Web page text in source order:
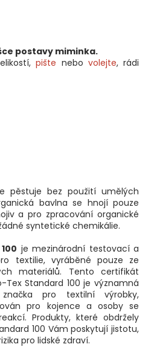
postavy miminka.
pište nebo volejte, rádi
pěstuje bez použití umělých
bavlna se hnojí pouze
a pro zpracování organické
syntetické chemikálie.
je mezinárodní testovací a
textilie, vyráběné pouze ze
materiálů. Tento certifikát
Tex Standard 100 je významná
pro textilní výrobky,
pro kojence a osoby se
Produkty, které obdržely
100 Vám poskytují jistotu,
pro lidské zdraví.